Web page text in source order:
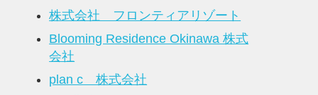
株式会社 フロンティアリゾート
Blooming Residence Okinawa 株式
会社
plan c 株式会社